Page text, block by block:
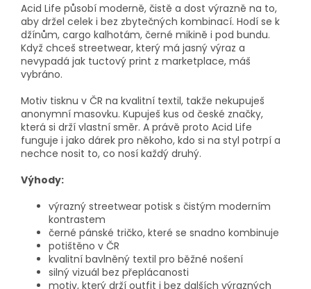
Acid Life působí moderně, čistě a dost výrazně na to,
aby držel celek i bez zbytečných kombinací. Hodí se k
džínům, cargo kalhotám, černé mikině i pod bundu.
Když chceš streetwear, který má jasný výraz a
nevypadá jak tuctový print z marketplace, máš
vybráno.
Motiv tisknu v ČR na kvalitní textil, takže nekupuješ
anonymní masovku. Kupuješ kus od české značky,
která si drží vlastní směr. A právě proto Acid Life
funguje i jako dárek pro někoho, kdo si na styl potrpí a
nechce nosit to, co nosí každý druhý.
Výhody:
výrazný streetwear potisk s čistým moderním
kontrastem
černé pánské tričko, které se snadno kombinuje
potištěno v ČR
kvalitní bavlněný textil pro běžné nošení
silný vizuál bez přeplácanosti
motiv, který drží outfit i bez dalších výrazných